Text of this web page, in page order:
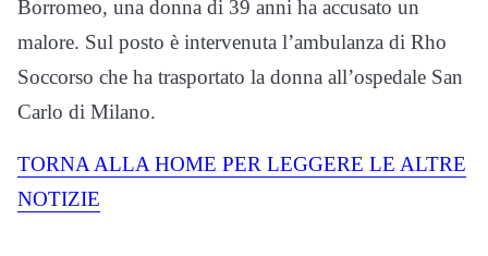
Borromeo, una donna di 39 anni ha accusato un
malore. Sul posto è intervenuta l’ambulanza di Rho
Soccorso che ha trasportato la donna all’ospedale San
Carlo di Milano.
TORNA ALLA HOME PER LEGGERE LE ALTRE
NOTIZIE